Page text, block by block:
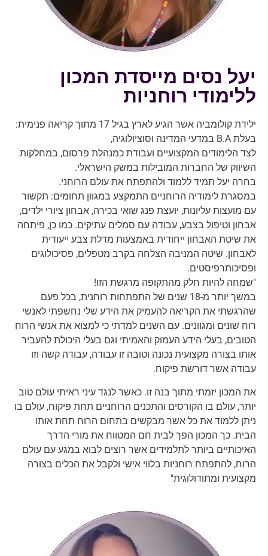
יעל נסים מייסדת המכון
ללימודי רוחניות
ילידת קולומביה אשר הגיע לארץ בגיל 17 מתוך קריאה פנימית:
בעלת B.A במדעי המדינה וסוציולוגיה,
לצד הלימודים המקצועיים ועבודת כמנהלת פרסום, במחלקות
השיווק של החברות המובילות במשק הישראלי.
בחרה יעל תמיד ללמוד ולהתפתח את עולם הרוחני.
במסגרת לימודיה הרוחניים התמקצע במגוון תחומים: תקשור
עם מועצות עליונות, יועצת פנג שואי בכירה, אבחון ציורי ילדים,
אבחון וטיפול בצבע, עבודה עם סמלים עתיקים. כמו כן, פיתחה
את שיטת האבחון ייחודית באמצעות מדלת צבע ייעודית
לאבחון. שיטה המניבה הצלחה בקרב מטפלים, פסיכולוגים
ופסיכותרפיסטים.
"שמחה להיות חלק מהתקופה מרגשת הזו!
במשך יותר מ-18 שנים של התפתחות רוחנית, בכל פעם
שהרגשתי את הקריאה להעמיק את הידע שלי נחשפתי לאנשי
רוח שונים ומגוונים. עם השנים למדתי כי למצוא את אנשי הרוח
הטובים, בעלי הידע העמוק והאמיתי וגם בעלי היכולת להעביר
אותו בצורה מקצועית נכונה וטובה זו עבודה, עבודה קשה וזו
עבודה אשר דורשת פיקוח.
את המכון יזמתי מתוך בנה זו. כאשר לנגד עיני ראיתי עולם טוב
יותר, עולם בו הקורסים והתכנים הרוחניים תחת פיקוח, עולם בו
ניתן ללמוד את כל אשר מבקשים בתחום הרוח תחת אותו
הבית. כך המכון הפך לבית חם המטווח את מורי הדרך
האיכותיים ביותר לתלמידים אשר רוצים לבוא במגע עם עולם
הרוח, להתפתח רוחניות בלווי אישי ולקבל את הכלים בצורה
מקצועית ומתודולוגית"